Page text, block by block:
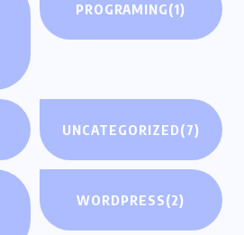
PROGRAMING(1)
UNCATEGORIZED(7)
WORDPRESS(2)